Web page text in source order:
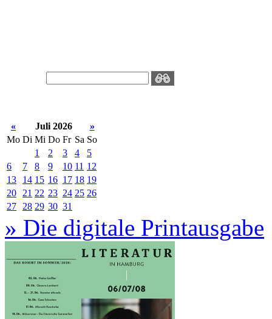
« Juli 2026
»
Mo Di Mi Do Fr Sa So
1
2 3 4
5
6
7 8 9 10 11 12
13
14 15 16 17 18 19
20
21 22 23 24 25 26
27
28 29 30 31
» Die digitale Printausgabe